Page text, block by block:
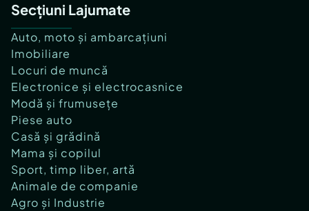
Secțiuni Lajumate
Auto, moto și ambarcațiuni
Imobiliare
Locuri de muncă
Electronice și electrocasnice
Modă și frumusețe
Piese auto
Casă și grădină
Mama și copilul
Sport, timp liber, artă
Animale de companie
Agro și Industrie